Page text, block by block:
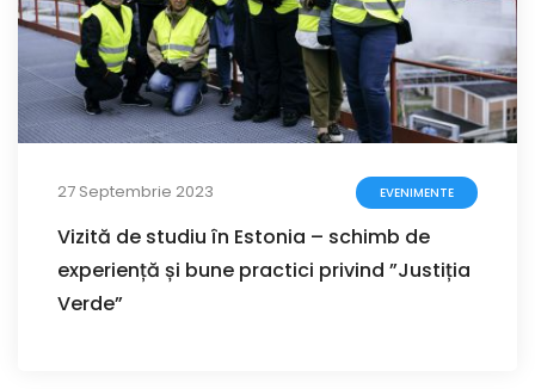
27 Septembrie 2023 EVENIMENTE
Vizită de studiu în Estonia – schimb de
experiență și bune practici privind ”Justiția
Verde”